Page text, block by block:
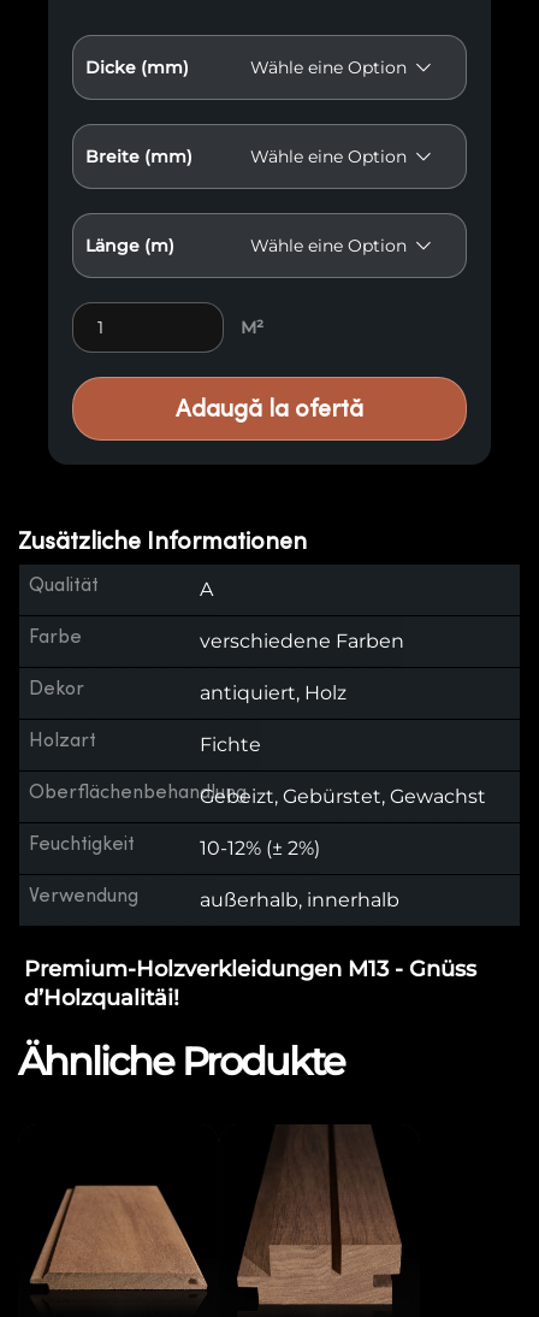
Dicke (mm)
Breite (mm)
Länge (m)
Premium-Holzverkleidungen M13 quantity
M²
Adaugă la ofertă
Zusätzliche Informationen
Qualität A
Farbe verschiedene Farben
Dekor antiquiert, Holz
Holzart Fichte
OberflächenbehandlungGebeizt, Gebürstet, Gewachst
Feuchtigkeit 10-12% (± 2%)
Verwendung außerhalb, innerhalb
Premium-Holzverkleidungen M13 - Gnüss
d’Holzqualitäi!
Ähnliche Produkte